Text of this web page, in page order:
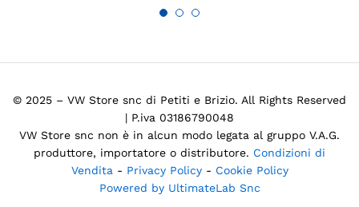
© 2025 – VW Store snc di Petiti e Brizio. All Rights Reserved
| P.iva 03186790048
VW Store snc non è in alcun modo legata al gruppo V.A.G.
produttore, importatore o distributore. Condizioni di
Vendita - Privacy Policy - Cookie Policy
Powered by UltimateLab Snc